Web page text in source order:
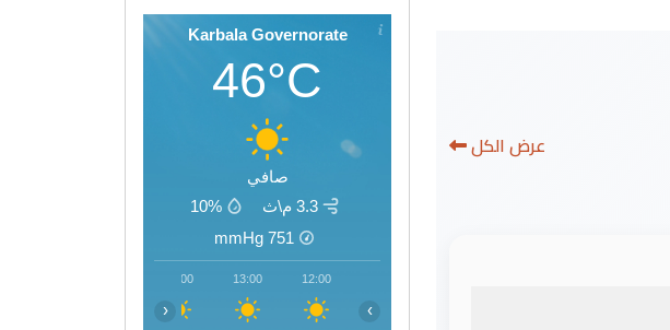
عرض الكل
Karbala Governorate
46°C
صافي
3.3 م\ث
10%
751
mmHg
12:00
13:00
14:00
‹ ›